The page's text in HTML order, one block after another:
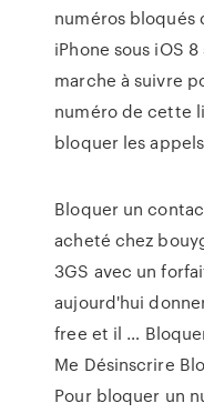
numéros bloqués
iPhone sous iOS
marche à suivre
numéro de cette
bloquer les
Bloquer un
acheté chez
3GS avec un
aujourd'hui
free et il …
Me Désinscrire
Pour bloquer un